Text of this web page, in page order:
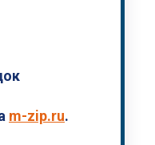
m-zip.ru.